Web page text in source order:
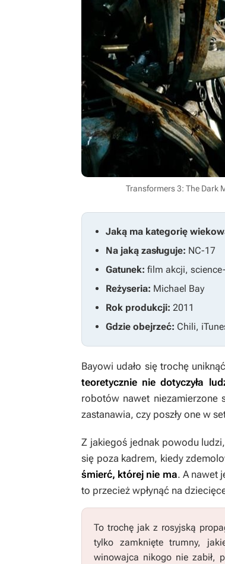
Transformers 3: The Dark
Jaką ma kategorię
Na jaką zasługuje: NC-17
Gatunek: film akcji,
Reżyseria: Michael Bay
Rok produkcji: 2011
Gdzie obejrzeć: Chili,
Bayowi udało się trochę
teoretycznie nie dotyczyła
robotów nawet niezamierzone
zastanawia, czy poszły one w
Z jakiegoś jednak powodu
się poza kadrem, kiedy
śmierć, której nie ma. A nawet
to przecież wpłynąć na
To trochę jak z rosyjską
tylko zamknięte trumny,
winowajca nikogo nie zabił,